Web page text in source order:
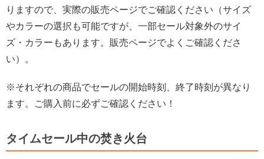
りますので、実際の販売ページでご確認ください（サイズ
やカラーの選択も可能ですが、一部セール対象外のサイ
ズ・カラーもあります。販売ページでよくご確認くださ
い）。
※それぞれの商品でセールの開始時刻、終了時刻が異なり
ます。ご購入前に必ずご確認ください！
タイムセール中の焚き火台